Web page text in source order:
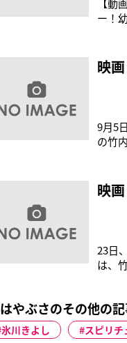
【
ー！
映
9月5
の竹
た
を体
映
23日
は、
竹
は「
はやぶさのその他の
氷川きよし スピリチ